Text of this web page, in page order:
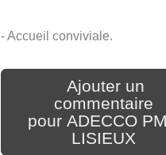
- Accueil conviviale.
Ajouter un
commentaire
pour ADECCO
LISIEUX